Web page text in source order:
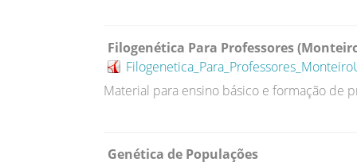
Filogenética Para Professores
Material para ensino básico e formação de
Genética de Populações